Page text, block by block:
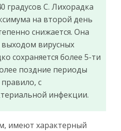
градусов С. Лихорадка
на второй день
снижается. Она
выходом вирусных
сохраняется более 5-ти
поздние периоды
с
инфекции.
имеют характерный